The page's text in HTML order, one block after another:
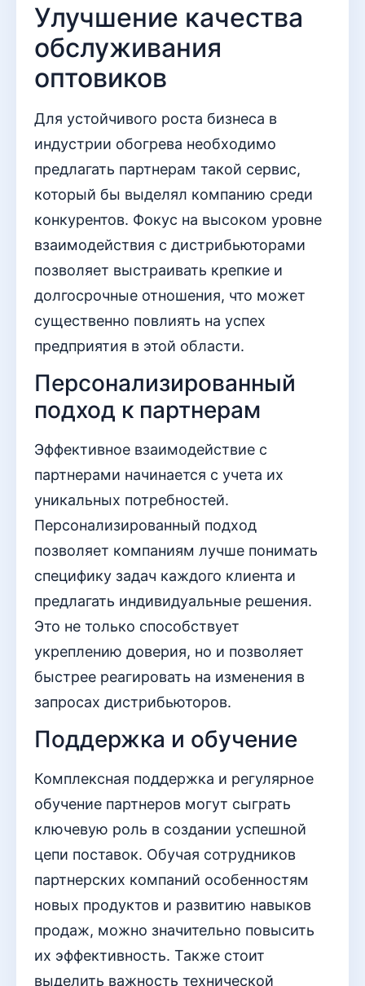
Улучшение качества
обслуживания
оптовиков
Для устойчивого роста бизнеса в
индустрии обогрева необходимо
предлагать партнерам такой сервис,
который бы выделял компанию среди
конкурентов. Фокус на высоком уровне
взаимодействия с дистрибьюторами
позволяет выстраивать крепкие и
долгосрочные отношения, что может
существенно повлиять на успех
предприятия в этой области.
Персонализированный
подход к партнерам
Эффективное взаимодействие с
партнерами начинается с учета их
уникальных потребностей.
Персонализированный подход
позволяет компаниям лучше понимать
специфику задач каждого клиента и
предлагать индивидуальные решения.
Это не только способствует
укреплению доверия, но и позволяет
быстрее реагировать на изменения в
запросах дистрибьюторов.
Поддержка и обучение
Комплексная поддержка и регулярное
обучение партнеров могут сыграть
ключевую роль в создании успешной
цепи поставок. Обучая сотрудников
партнерских компаний особенностям
новых продуктов и развитию навыков
продаж, можно значительно повысить
их эффективность. Также стоит
выделить важность технической